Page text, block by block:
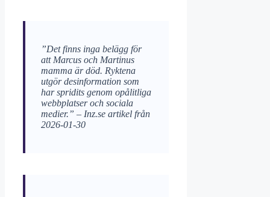
”Det finns inga belägg för
att Marcus och Martinus
mamma är död. Ryktena
utgör desinformation som
har spridits genom opålitliga
webbplatser och sociala
medier.” – Inz.se artikel från
2026-01-30